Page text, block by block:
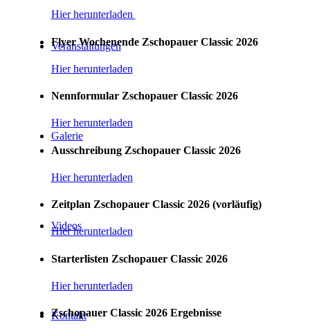
Veranstaltungen
Galerie
Videos
Kontakt
Hier herunterladen
Flyer Wochenende Zschopauer Classic 2026
Hier herunterladen
Nennformular Zschopauer Classic 2026
Hier herunterladen
Ausschreibung Zschopauer Classic 2026
Hier herunterladen
Zeitplan Zschopauer Classic 2026 (vorläufig)
Hier herunterladen
Starterlisten Zschopauer Classic 2026
Hier herunterladen
Zschopauer Classic 2026 Ergebnisse